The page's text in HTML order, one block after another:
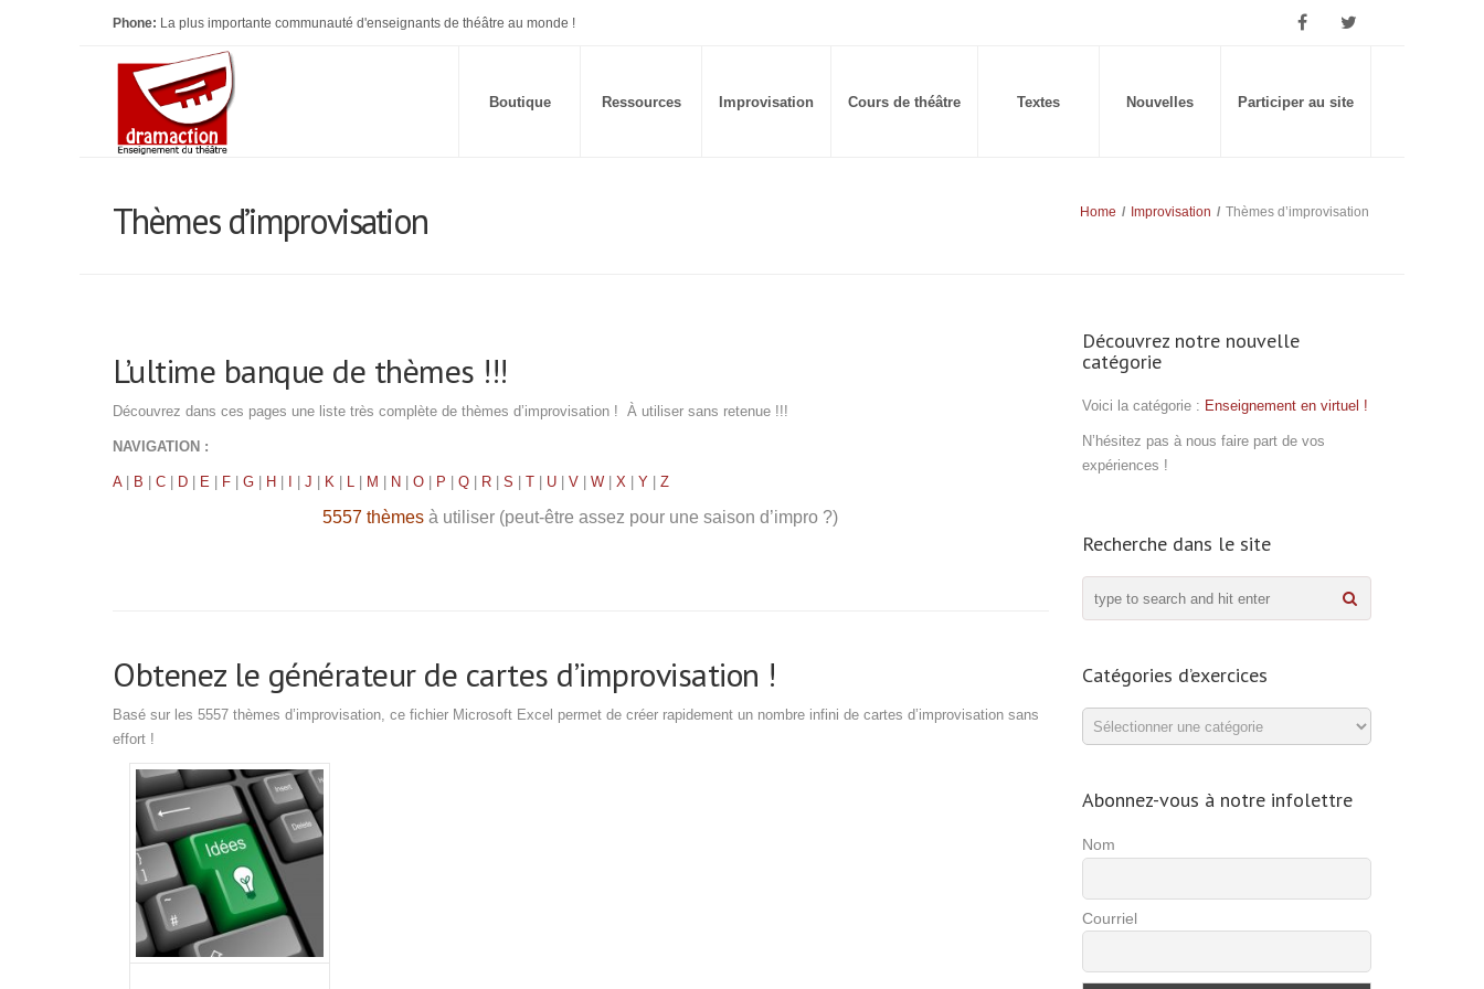
Phone: La plus importante communauté d'enseignants de théâtre au monde !
Boutique Ressources Improvisation Cours de théâtre Textes Nouvelles Participer au site
Thèmes d’improvisation Home / Improvisation / Thèmes d’improvisation
L’ultime banque de thèmes !!!
Découvrez dans ces pages une liste très complète de thèmes d’improvisation ! À utiliser sans retenue !!!
NAVIGATION :
A| B C D E F G H J K L M N O P Q R S T U V W X Y Z
5557 thèmesà utiliser (peut-être assez pour une saison d’impro ?)
Obtenez le générateur de cartes d’improvisation !
Basé sur les 5557 thèmes d’improvisation, ce fichier Microsoft Excel permet de créer rapidement un nombre infini de cartes d’improvisation sans
effort !
Découvrez notre nouvelle
catégorie
Voici la catégorie : Enseignement en virtuel !
N’hésitez pas à nous faire part de vos
expériences !
Recherche dans le site
Catégories d’exercices
Catégories
d’exercices
Abonnez-vous à notre infolettre
Nom
Courriel